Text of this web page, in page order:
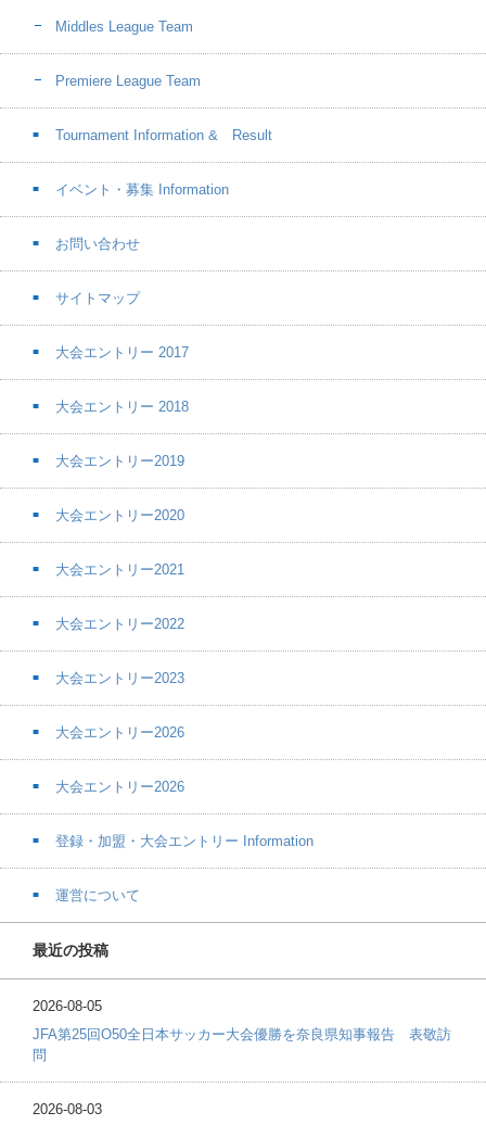
Middles League Team
Premiere League Team
Tournament Information & Result
イベント・募集 Information
お問い合わせ
サイトマップ
大会エントリー 2017
大会エントリー 2018
大会エントリー2019
大会エントリー2020
大会エントリー2021
大会エントリー2022
大会エントリー2023
大会エントリー2026
大会エントリー2026
登録・加盟・大会エントリー Information
運営について
最近の投稿
2026-08-05
JFA第25回O50全日本サッカー大会優勝を奈良県知事報告 表敬訪
問
2026-08-03